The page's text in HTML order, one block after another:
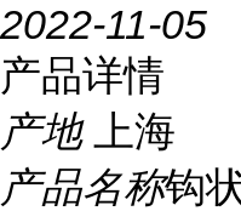
2022-11-05
产品详情
产地
上海
产品名称钩